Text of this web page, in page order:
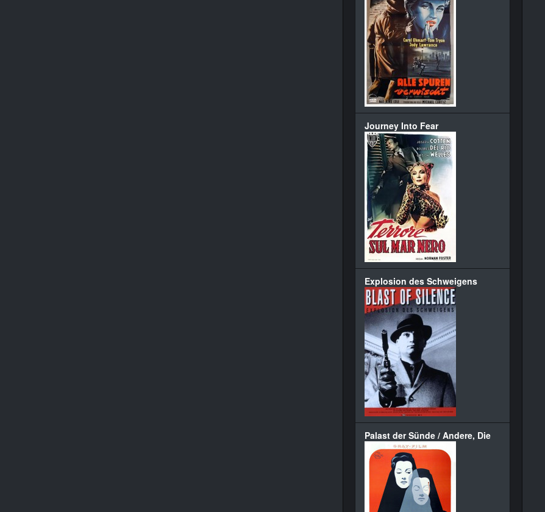
Journey Into Fear
Explosion des Schweigens
Palast der Sünde / Andere, Die